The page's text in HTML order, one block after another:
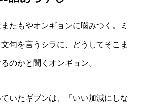
たもやオンギョンに噛みつく。ミ
句を言うシラに、どうしてそこま
のかと聞くオンギョン。
いたギブンは、「いい加減にしな